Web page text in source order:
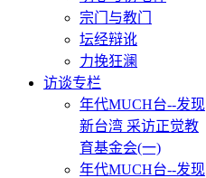
宗门与教门
坛经辩讹
力挽狂澜
访谈专栏
年代MUCH台--发现
新台湾 采访正觉教
育基金会(一)
年代MUCH台--发现